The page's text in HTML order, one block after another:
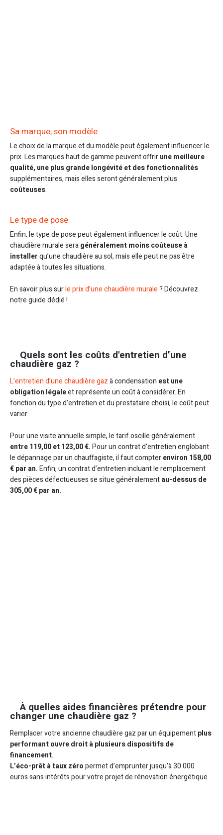
Sa marque, son modèle
Le choix de la marque et du modèle peut également influencer le
prix. Les marques haut de gamme peuvent offrirune meilleure
qualité, une plus grande longévité et des fonctionnalités
supplémentaires, mais elles seront généralement plus
coûteuses.
Le type de pose
Enfin, le type de pose peut également influencer le coût. Une
chaudière murale seragénéralement moins coûteuse à
installerqu’une chaudière au sol, mais elle peut ne pas être
adaptée à toutes les situations.
En savoir plus surle prix d’une chaudière murale? Découvrez
notre guide dédié !
Quels sont les coûts d'entretien d’une
chaudière gaz ?
L’entretien d’une chaudière gazà condensation est une
obligation légaleet représente un coût à considérer. En
fonction du type d’entretien et du prestataire choisi, le coût peut
varier.
Pour une visite annuelle simple, le tarif oscille généralement
entre 119,00 et 123,00 €.Pour un contrat d’entretien englobant
le dépannage par un chauffagiste, il faut compterenviron 158,00
€ par an.Enfin, un contrat d’entretien incluant le remplacement
des pièces défectueuses se situe généralementau-dessus de
305,00 € par an.
À quelles aides financières prétendre pour
changer une chaudière gaz ?
Remplacer votre ancienne chaudière gaz par un équipementplus
performant ouvre droit à plusieurs dispositifs de
financement.
L’éco-prêt à taux zéropermet d’emprunter jusqu’à 30 000
euros sans intérêts pour votre projet de rénovation énergétique.